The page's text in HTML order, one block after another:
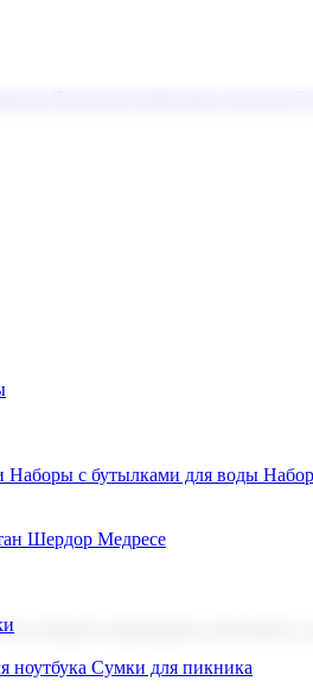
Наборы с бутылками для воды
Шердор Медресе
ноутбука Сумки для пикника
найдете продукцию для бизнеса,